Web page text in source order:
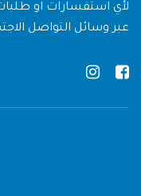
لأي استفسارات او طلبات
عبر وسائل التواصل